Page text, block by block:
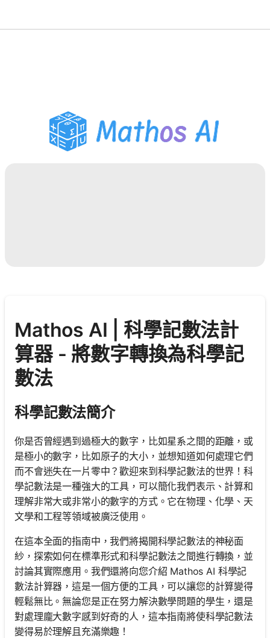
PDF 作業助手
學習工具
Mathos AI | 科學記數法計
算器 - 將數字轉換為科學記
數法
科學記數法簡介
你是否曾經遇到過極大的數字，比如星系之間的距離，或
是極小的數字，比如原子的大小，並想知道如何處理它們
而不會迷失在一片零中？歡迎來到科學記數法的世界！科
學記數法是一種強大的工具，可以簡化我們表示、計算和
理解非常大或非常小的數字的方式。它在物理、化學、天
文學和工程等領域被廣泛使用。
在這本全面的指南中，我們將揭開科學記數法的神秘面
紗，探索如何在標準形式和科學記數法之間進行轉換，並
討論其實際應用。我們還將向您介紹 Mathos AI 科學記
數法計算器，這是一個方便的工具，可以讓您的計算變得
輕鬆無比。無論您是正在努力解決數學問題的學生，還是
對處理龐大數字感到好奇的人，這本指南將使科學記數法
變得易於理解且充滿樂趣！